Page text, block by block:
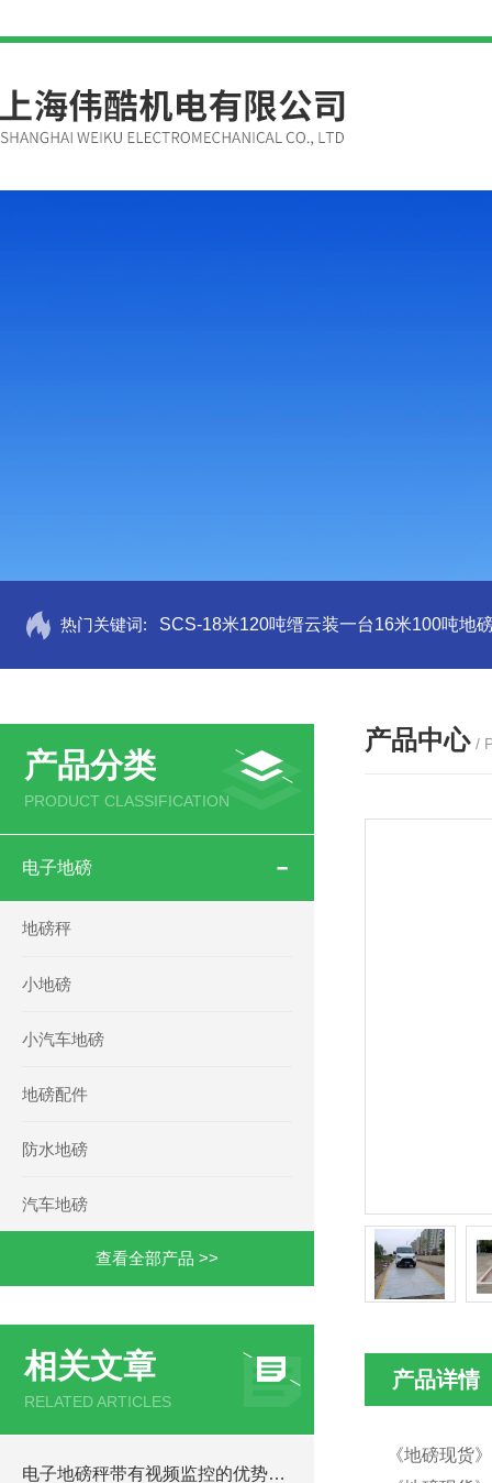
热门关键词: SCS-18米120吨缙云装一台16米100吨地
产品分类
PRODUCT CLASSIFICATION
电子地磅
地磅秤
小地磅
小汽车地磅
地磅配件
防水地磅
汽车地磅
查看全部产品 >>
相关文章
RELATED ARTICLES
电子地磅秤带有视频监控的优势和重要性
产品中心 /
产品详情
《地磅现货